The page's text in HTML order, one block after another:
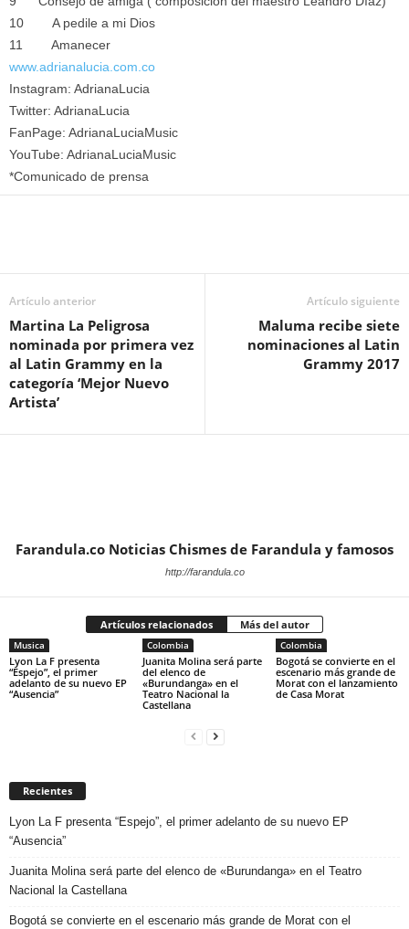
10 A pedile a mi Dios
11 Amanecer
www.adrianalucia.com.co
Instagram: AdrianaLucia
Twitter: AdrianaLucia
FanPage: AdrianaLuciaMusic
YouTube: AdrianaLuciaMusic
*Comunicado de prensa
Artículo anterior
Martina La Peligrosa
nominada por primera vez
al Latin Grammy en la
categoría ‘Mejor Nuevo
Artista’
Artículo siguiente
Maluma recibe siete
nominaciones al Latin
Grammy 2017
Farandula.co Noticias Chismes de Farandula y famosos
http://farandula.co
Artículos relacionados Más del autor
Musica
Lyon La F presenta
“Espejo”, el primer
adelanto de su nuevo EP
“Ausencia”
Colombia
Juanita Molina será parte
del elenco de
«Burundanga» en el
Teatro Nacional la
Castellana
Colombia
Bogotá se convierte en el
escenario más grande de
Morat con el lanzamiento
de Casa Morat
Recientes
Lyon La F presenta “Espejo”, el primer adelanto de su nuevo EP
“Ausencia”
Juanita Molina será parte del elenco de «Burundanga» en el Teatro
Nacional la Castellana
Bogotá se convierte en el escenario más grande de Morat con el